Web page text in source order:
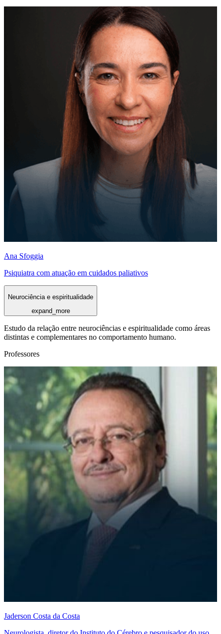
Ana Sfoggia
Psiquiatra com atuação em cuidados paliativos
Neurociência e espiritualidade
expand_more
Estudo da relação entre neurociências e espiritualidade como áreas
distintas e complementares no comportamento humano.
Professores
Jaderson Costa da Costa